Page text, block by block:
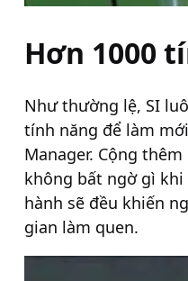
Hơn 1000
Như thường lệ, SI
tính năng để làm
Manager. Cộng
không bất ngờ gì
hành sẽ đều khiến
gian làm quen.